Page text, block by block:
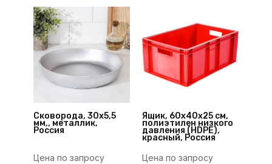
Сковорода, 30х5,5
мм,, металлик,
Россия
Цена по запросу
Ящик, 60х40х25 см,
полиэтилен низкого
давления (HDPE),
красный, Россия
Цена по запросу